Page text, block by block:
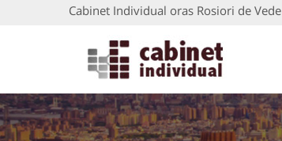
Cabinet Individual oras Rosiori de Vede